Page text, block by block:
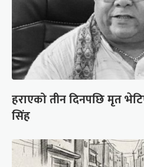
हराएको तीन दिनपछि मृत
सिंह